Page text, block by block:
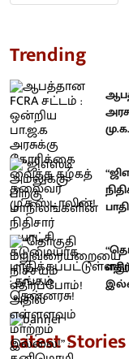
Trending
Latest Stories